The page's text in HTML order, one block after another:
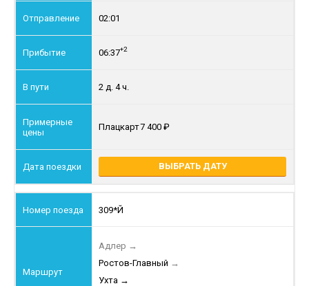
02:01
06:37+2
2 д. 4 ч.
Плацкарт7 400
ВЫБРАТЬ ДАТУ
309*Й
Адлер →
Ростов-Главный →
Ухта →